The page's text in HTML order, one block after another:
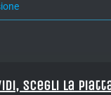
Scegli la